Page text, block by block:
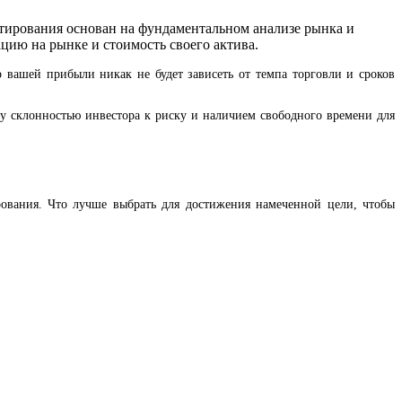
основан на фундаментальном анализе рынка и
на рынке и стоимость своего актива.
прибыли никак не будет зависеть от темпа торговли и сроков
склонностью инвестора к риску и наличием свободного времени для
Что лучше выбрать для достижения намеченной цели, чтобы